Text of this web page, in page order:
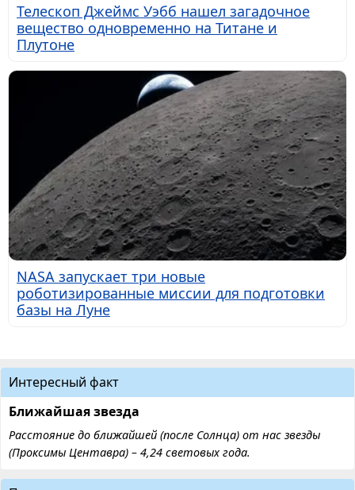
Телескоп Джеймс Уэбб нашел загадочное
вещество одновременно на Титане и
Плутоне
NASA запускает три новые
роботизированные миссии для подготовки
базы на Луне
Интересный факт
Ближайшая звезда
Расстояние до ближайшей (после Солнца) от нас звезды
(Проксимы Центавра) – 4,24 световых года.